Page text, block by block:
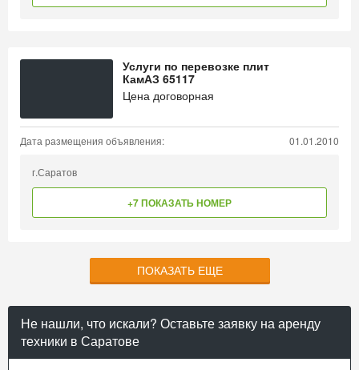
Услуги по перевозке плит
КамАЗ 65117
Цена договорная
Дата размещения объявления: 01.01.2010
г.Саратов
+7 ПОКАЗАТЬ НОМЕР
ПОКАЗАТЬ ЕЩЕ
Не нашли, что искали? Оставьте заявку на аренду
техники в Саратове